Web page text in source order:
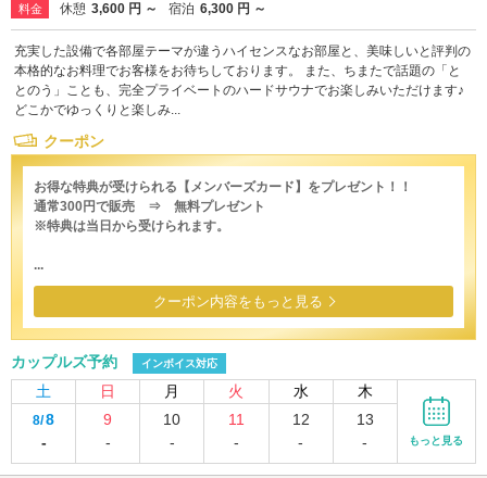
料金 休憩 3,600 円 ～ 宿泊 6,300 円 ～
充実した設備で各部屋テーマが違うハイセンスなお部屋と、美味しいと評判の
本格的なお料理でお客様をお待ちしております。 また、ちまたで話題の「と
とのう」ことも、完全プライベートのハードサウナでお楽しみいただけます♪
どこかでゆっくりと楽しみ...
クーポン
お得な特典が受けられる【メンバーズカード】をプレゼント！！
通常300円で販売 ⇒ 無料プレゼント
※特典は当日から受けられます。
...
クーポン内容をもっと見る
カップルズ予約 インボイス対応
土 日 月 火 水 木
8/8
-
9
-
10
-
11
-
12
-
13
-
もっと見る